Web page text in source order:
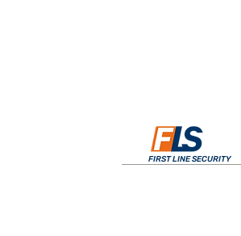
FIRST LINE SECURITY